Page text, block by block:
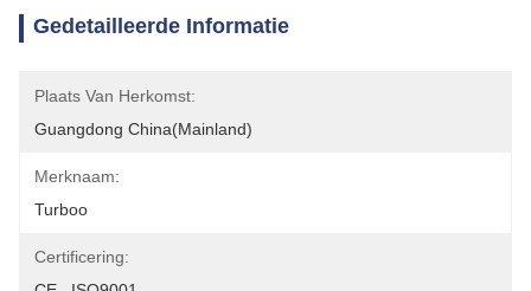
Gedetailleerde Informatie
Plaats Van Herkomst:
Guangdong China(Mainland)
Merknaam:
Turboo
Certificering: